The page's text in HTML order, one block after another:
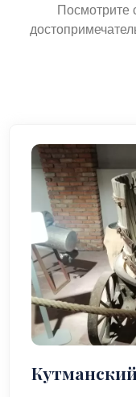
Посмотрите